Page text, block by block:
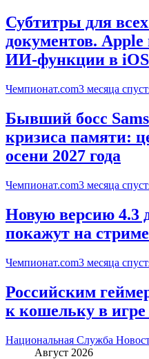
Субтитры для
документов.
ИИ-функции в
Чемпионат.com3 месяца
Бывший босс
кризиса памяти:
осени 2027 года
Чемпионат.com3 месяца
Новую версию 4.3
покажут на
Чемпионат.com3 месяца
Российским
к кошельку в
Национальная Служба
Август 2026